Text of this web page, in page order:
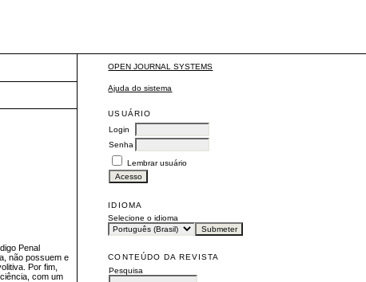
OPEN JOURNAL SYSTEMS
Ajuda do sistema
USUÁRIO
Login
Senha
Lembrar usuário
IDIOMA
Selecione o idioma
CONTEÚDO DA REVISTA
Pesquisa
Penal
não possuem e
Por fim,
com um